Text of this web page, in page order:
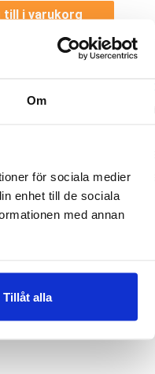
Om
för sociala medier
enhet till de sociala
med annan
Tillåt alla
till i varukorg
Fri frakt från 899 kr
Löparskor för
kontakta din
dämpad för
eller halkiga stenar.